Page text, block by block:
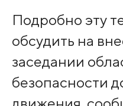
Подробно эту
обсудить на
заседании
безопасности